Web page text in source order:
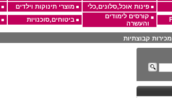
פינות אוכל,סלונים,כלי מוצרי תינוקות וילדים
קורסים לימודים
והעשרה
ביטוחים,סוכנויות
מכירות קבוצתיות